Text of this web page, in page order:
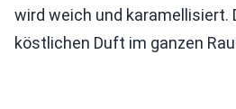
wird weich und karamellisiert.
köstlichen Duft im ganzen